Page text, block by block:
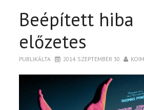
Beépített hiba
előzetes
PUBLIKÁLTA 2014. SZEPTEMBER 30.